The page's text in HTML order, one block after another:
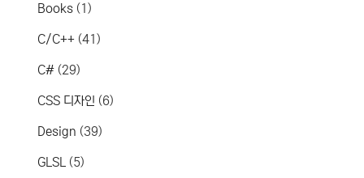
Books (1)
C/C++ (41)
C# (29)
CSS 디자인 (6)
Design (39)
GLSL (5)